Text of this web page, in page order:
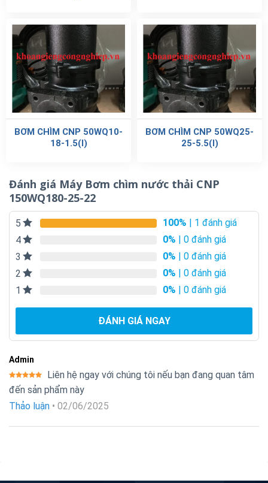
BƠM CHÌM CNP 50WQ10-
18-1.5(I)
BƠM CHÌM CNP 50WQ25-
25-5.5(I)
Đánh giá Máy Bơm chìm nước thải CNP
150WQ180-25-22
5 100% | 1 đánh giá
4
0% | 0 đánh giá
3
0% | 0 đánh giá
2
0% | 0 đánh giá
1
0% | 0 đánh giá
ĐÁNH GIÁ NGAY
Admin
Được xếp
hạng
55
Liên hệ ngay với chúng tôi nếu bạn đang quan tâm
đến sản phẩm này
Thảo luận • 02/06/2025